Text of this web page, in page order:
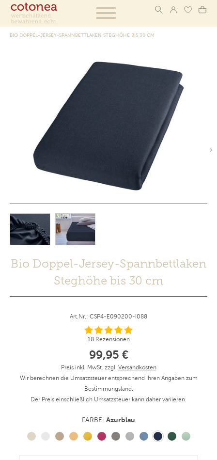
BIO DOPPEL-JERSEY-SPANNBETTLAKEN STEGHÖHE BIS 30 CM
Bio Doppel-Jersey-Spannbettlaken
Steghöhe bis 30 cm
Art.Nr.: CSP4-E090200-I088
18 Rezensionen
99,95 €
Preis inkl. MwSt. zzgl. Versandkosten
Wir berechnen die Umsatzsteuer entsprechend Ihren Angaben zum
Bestimmungsland.
Der Preis einschließlich Umsatzsteuer kann daher variieren.
FARBE: Azurblau